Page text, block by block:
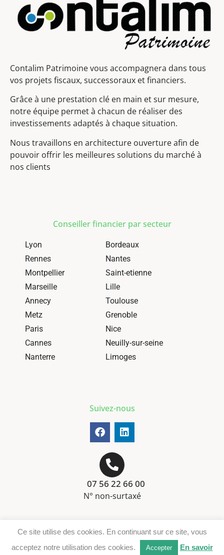
Contalim Patrimoine vous accompagnera dans tous
vos projets fiscaux, successoraux et financiers.
Grâce à une prestation clé en main et sur mesure,
notre équipe permet à chacun de réaliser des
investissements adaptés à chaque situation.
Nous travaillons en architecture ouverture afin de
pouvoir offrir les meilleures solutions du marché à
nos clients
Conseiller financier par secteur
Lyon
Bordeaux
Rennes
Nantes
Montpellier
Saint-etienne
Marseille
Lille
Annecy
Toulouse
Metz
Grenoble
Paris
Nice
Cannes
Neuilly-sur-seine
Nanterre
Limoges
Suivez-nous
07 56 22 66 00
N° non-surtaxé
Téléchargement DER
Ce site utilise des cookies. En continuant sur ce site, vous
acceptez notre utilisation des cookies.
Accepter En savoir